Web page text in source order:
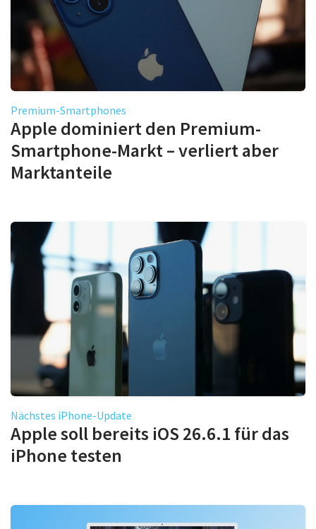
Premium-Smartphones
Apple dominiert den Premium-
Smartphone-Markt – verliert aber
Marktanteile
Nächstes iPhone-Update
Apple soll bereits iOS 26.6.1 für das
iPhone testen